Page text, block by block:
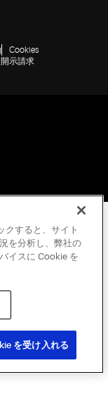
Cookies
示請求
クすると、サイト
を分析し、弊社の
イスに Cookie を
を受け入れる